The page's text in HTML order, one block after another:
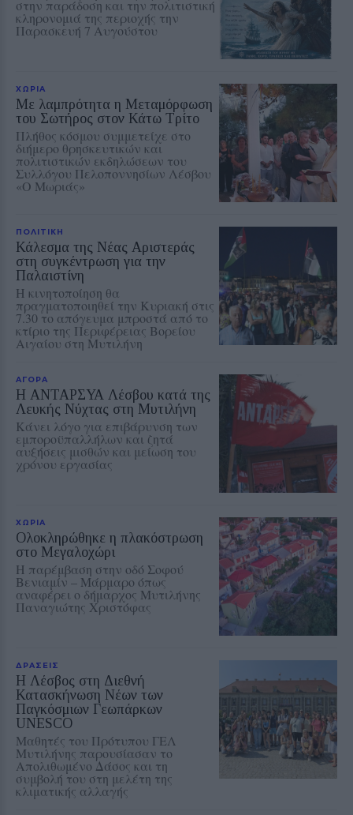
στην παράδοση και την πολιτιστική
κληρονομιά της περιοχής την
Παρασκευή 7 Αυγούστου
ΧΩΡΙΑ
Με λαμπρότητα η Μεταμόρφωση
του Σωτήρος στον Κάτω Τρίτο
Πλήθος κόσμου συμμετείχε στο
διήμερο θρησκευτικών και
πολιτιστικών εκδηλώσεων του
Συλλόγου Πελοποννησίων Λέσβου
«Ο Μωριάς»
ΠΟΛΙΤΙΚΗ
Κάλεσμα της Νέας Αριστεράς
στη συγκέντρωση για την
Παλαιστίνη
Η κινητοποίηση θα
πραγματοποιηθεί την Κυριακή στις
7.30 το απόγευμα μπροστά από το
κτίριο της Περιφέρειας Βορείου
Αιγαίου στη Μυτιλήνη
ΑΓΟΡΑ
Η ΑΝΤΑΡΣΥΑ Λέσβου κατά της
Λευκής Νύχτας στη Μυτιλήνη
Κάνει λόγο για επιβάρυνση των
εμποροϋπαλλήλων και ζητά
αυξήσεις μισθών και μείωση του
χρόνου εργασίας
ΧΩΡΙΑ
Ολοκληρώθηκε η πλακόστρωση
στο Μεγαλοχώρι
Η παρέμβαση στην οδό Σοφού
Βενιαμίν – Μάρμαρο όπως
αναφέρει ο δήμαρχος Μυτιλήνης
Παναγιώτης Χριστόφας
ΔΡΑΣΕΙΣ
Η Λέσβος στη Διεθνή
Κατασκήνωση Νέων των
Παγκόσμιων Γεωπάρκων
UNESCO
Μαθητές του Πρότυπου ΓΕΛ
Μυτιλήνης παρουσίασαν το
Απολιθωμένο Δάσος και τη
συμβολή του στη μελέτη της
κλιματικής αλλαγής